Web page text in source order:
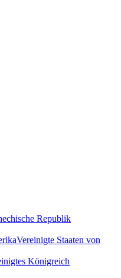
Republik
Vereinigte Staaten von
Königreich